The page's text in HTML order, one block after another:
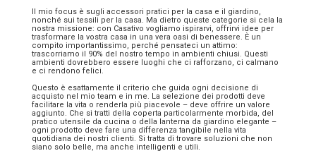
Il mio focus è sugli accessori pratici per la casa e il giardino,
nonché sui tessili per la casa. Ma dietro queste categorie si cela la
nostra missione: con Casativo vogliamo ispirarvi, offrirvi idee per
trasformare la vostra casa in una vera oasi di benessere. È un
compito importantissimo, perché pensateci un attimo:
trascorriamo il 90% del nostro tempo in ambienti chiusi. Questi
ambienti dovrebbero essere luoghi che ci rafforzano, ci calmano
e ci rendono felici.
Questo è esattamente il criterio che guida ogni decisione di
acquisto nel mio team e in me. La selezione dei prodotti deve
facilitare la vita o renderla più piacevole – deve offrire un valore
aggiunto. Che si tratti della coperta particolarmente morbida, del
pratico utensile da cucina o della lanterna da giardino elegante –
ogni prodotto deve fare una differenza tangibile nella vita
quotidiana dei nostri clienti. Si tratta di trovare soluzioni che non
siano solo belle, ma anche intelligenti e utili.